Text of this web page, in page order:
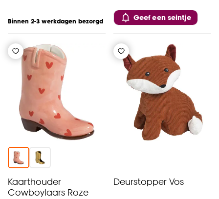
Binnen 2-3 werkdagen bezorgd Geef een seintje
Kaarthouder
Cowboylaars Roze
Deurstopper Vos